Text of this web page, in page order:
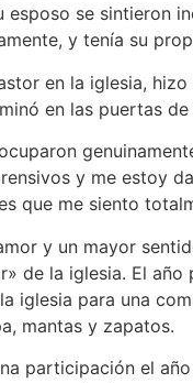
esposo se sintieron
y tenía su
en la iglesia,
en las puertas
y me estoy
que me siento
y un mayor
de la iglesia. El
iglesia para una
mantas y zapatos.
participación el